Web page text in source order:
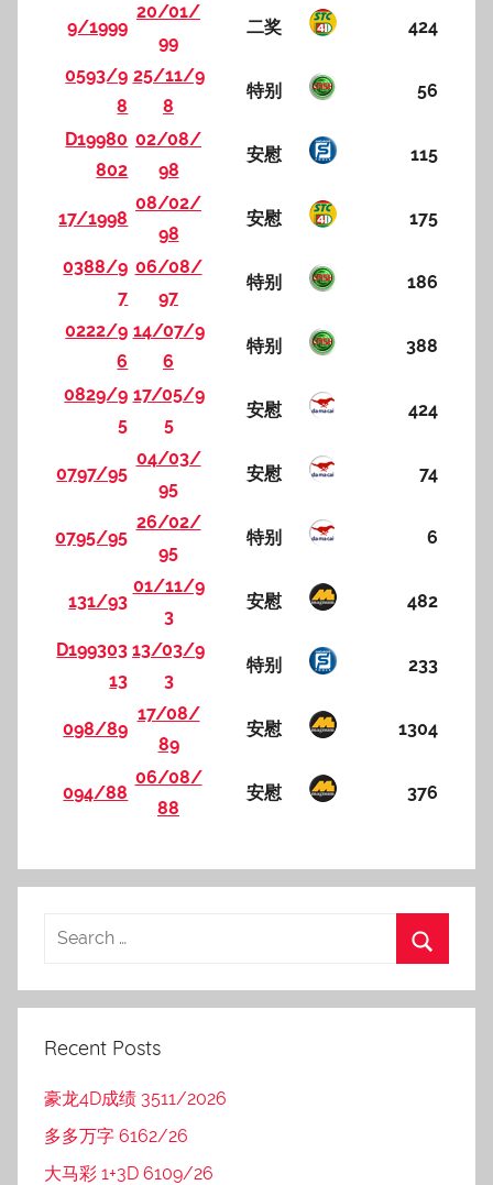
9/1999
20/01/
99
二奖 424
0593/9
8
25/11/9
8
特别 56
D19980
802
02/08/
98
安慰 115
17/1998
08/02/
98
安慰 175
0388/9
7
06/08/
97
特别 186
0222/9
6
14/07/9
6
特别 388
0829/9
5
17/05/9
5
安慰 424
0797/95
04/03/
95
安慰 74
0795/95
26/02/
95
特别 6
131/93
01/11/9
3
安慰 482
D199303
13
13/03/9
3
特别 233
098/89
17/08/
89
安慰 1304
094/88
06/08/
88
安慰 376
Recent Posts
豪龙4D成绩 3511/2026
多多万字 6162/26
大马彩 1+3D 6109/26